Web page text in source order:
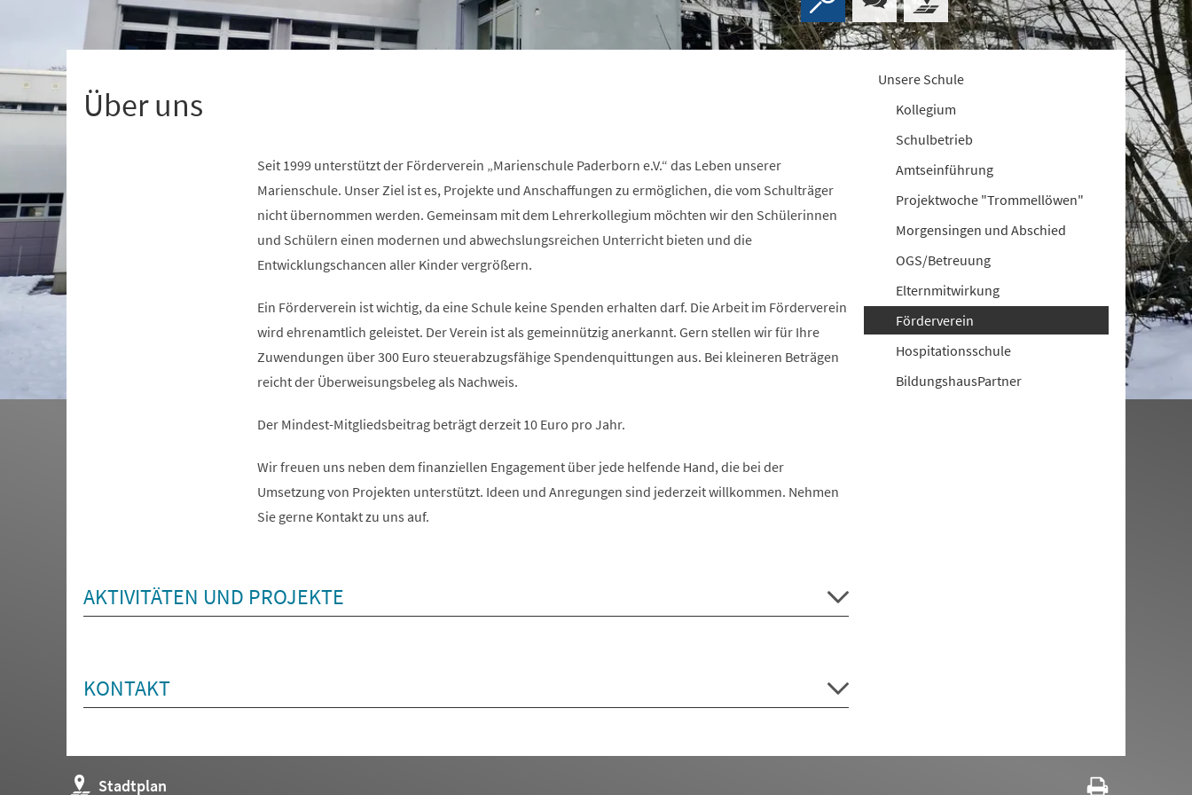
Über uns
Seit 1999 unterstützt der Förderverein „Marienschule Paderborn e.V.“ das Leben unserer
Marienschule. Unser Ziel ist es, Projekte und Anschaffungen zu ermöglichen, die vom Schulträger
nicht übernommen werden. Gemeinsam mit dem Lehrerkollegium möchten wir den Schülerinnen
und Schülern einen modernen und abwechslungsreichen Unterricht bieten und die
Entwicklungschancen aller Kinder vergrößern.
Ein Förderverein ist wichtig, da eine Schule keine Spenden erhalten darf. Die Arbeit im Förderverein
wird ehrenamtlich geleistet. Der Verein ist als gemeinnützig anerkannt. Gern stellen wir für Ihre
Zuwendungen über 300 Euro steuerabzugsfähige Spendenquittungen aus. Bei kleineren Beträgen
reicht der Überweisungsbeleg als Nachweis.
Der Mindest-Mitgliedsbeitrag beträgt derzeit 10 Euro pro Jahr.
Wir freuen uns neben dem finanziellen Engagement über jede helfende Hand, die bei der
Umsetzung von Projekten unterstützt. Ideen und Anregungen sind jederzeit willkommen. Nehmen
Sie gerne Kontakt zu uns auf.
AKTIVITÄTEN UND PROJEKTE
KONTAKT
Unsere Schule
Kollegium
Schulbetrieb
Amtseinführung
Projektwoche "Trommellöwen"
Morgensingen und Abschied
OGS/Betreuung
Elternmitwirkung
Förderverein
Hospitationsschule
BildungshausPartner
Stadtplan
(Öffnet